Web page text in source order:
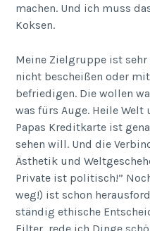
machen. Und ich muss
Koksen.
Meine Zielgruppe ist
nicht bescheißen oder
befriedigen. Die wollen
was fürs Auge. Heile
Papas Kreditkarte ist
sehen will. Und die
Ästhetik und
Private ist politisch!”
weg!) ist schon
ständig ethische